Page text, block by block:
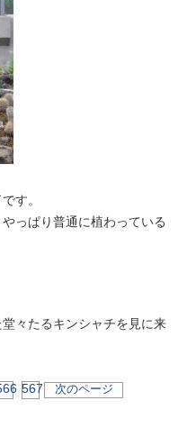
す。
っぱり普通に植わっている
々たるキンシャチを見に来
567 次のページ